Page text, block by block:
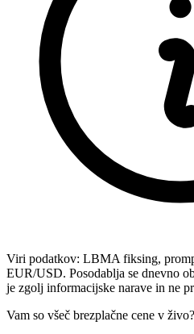
Viri podatkov: LBMA fiksing,
EUR/USD. Posodablja se dnevno
je zgolj informacijske narave in ne
Vam so všeč brezplačne cene v živo?